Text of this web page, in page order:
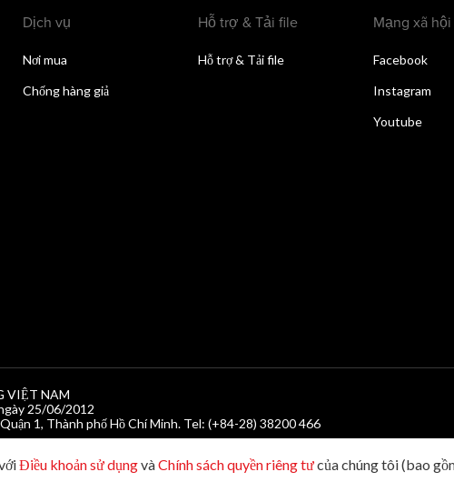
Dịch vụ
Nơi mua
Chống hàng giả
Hỗ trợ & Tải file
Hỗ trợ & Tải file
Mạng xã hội
Facebook
Instagram
Youtube
VIỆT NAM
25/06/2012
1, Thành phố Hồ Chí Minh. Tel: (+84-28) 38200 466
Điều khoản sử dụngvàChính sách quyền riêng tưcủa chúng tôi (bao